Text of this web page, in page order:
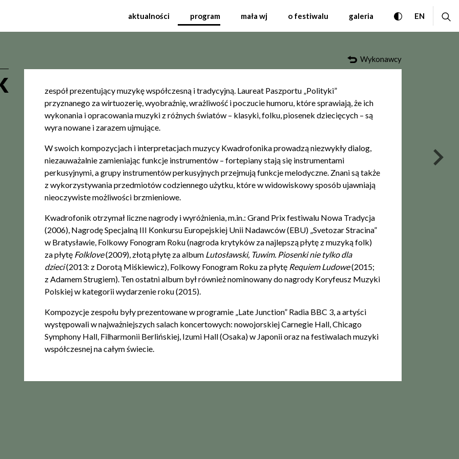
Festiwal Muzyki Współczesnej
aktualności program mała wj o festiwalu galeria przełącz
ENCHANGE
Wykonawcy
zespół prezentujący muzykę współczesną i tradycyjną. Laureat Paszportu „Polityki”
przyznanego za wirtuozerię, wyobraźnię, wrażliwość i poczucie humoru, które sprawiają, że ich
wykonania i opracowania muzyki z różnych światów – klasyki, folku, piosenek dziecięcych – są
wyra nowane i zarazem ujmujące.
W swoich kompozycjach i interpretacjach muzycy Kwadrofonika prowadzą niezwykły dialog,
niezauważalnie zamieniając funkcje instrumentów – fortepiany stają się instrumentami
perkusyjnymi, a grupy instrumentów perkusyjnych przejmują funkcje melodyczne. Znani są także
z wykorzystywania przedmiotów codziennego użytku, które w widowiskowy sposób ujawniają
nieoczywiste możliwości brzmieniowe.
Kwadrofonik otrzymał liczne nagrody i wyróżnienia, m.in.: Grand Prix festiwalu Nowa Tradycja
(2006), Nagrodę Specjalną III Konkursu Europejskiej Unii Nadawców (EBU) „Svetozar Stracina”
w Bratysławie, Folkowy Fonogram Roku (nagroda krytyków za najlepszą płytę z muzyką folk)
za płytę Folklove(2009), złotą płytę za album Lutosławski, Tuwim. Piosenki nie tylko dla
dzieci(2013: z Dorotą Miśkiewicz), Folkowy Fonogram Roku za płytę Requiem Ludowe(2015;
z Adamem Strugiem). Ten ostatni album był również nominowany do nagrody Koryfeusz Muzyki
Polskiej w kategorii wydarzenie roku (2015).
Kompozycje zespołu były prezentowane w programie „Late Junction” Radia BBC 3, a artyści
występowali w najważniejszych salach koncertowych: nowojorskiej Carnegie Hall, Chicago
Symphony Hall, Filharmonii Berlińskiej, Izumi Hall (Osaka) w Japonii oraz na festiwalach muzyki
współczesnej na całym świecie.